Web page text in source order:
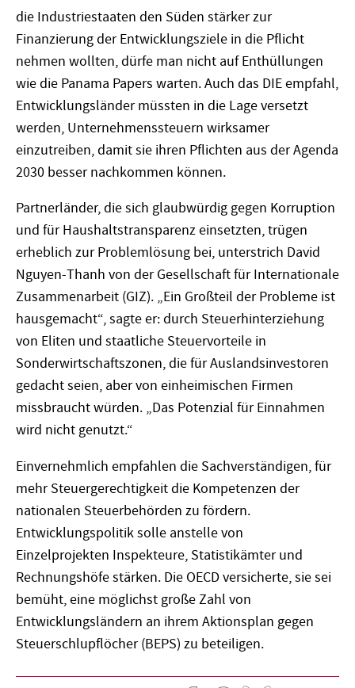
die Industriestaaten den Süden stärker zur
Finanzierung der Entwicklungsziele in die Pflicht
nehmen wollten, dürfe man nicht auf Enthüllungen
wie die Panama Papers warten. Auch das DIE empfahl,
Entwicklungsländer müssten in die Lage versetzt
werden, Unternehmenssteuern wirksamer
einzutreiben, damit sie ihren Pflichten aus der Agenda
2030 besser nachkommen können.
Partnerländer, die sich glaubwürdig gegen Korruption
und für Haushaltstransparenz einsetzten, trügen
erheblich zur Problemlösung bei, unterstrich David
Nguyen-Thanh von der Gesellschaft für Internationale
Zusammenarbeit (GIZ). „Ein Großteil der Probleme ist
hausgemacht“, sagte er: durch Steuerhinterziehung
von Eliten und staatliche Steuervorteile in
Sonderwirtschaftszonen, die für Auslandsinvestoren
gedacht seien, aber von einheimischen Firmen
missbraucht würden. „Das Potenzial für Einnahmen
wird nicht genutzt.“
Einvernehmlich empfahlen die Sachverständigen, für
mehr Steuergerechtigkeit die Kompetenzen der
nationalen Steuerbehörden zu fördern.
Entwicklungspolitik solle anstelle von
Einzelprojekten Inspekteure, Statistikämter und
Rechnungshöfe stärken. Die OECD versicherte, sie sei
bemüht, eine möglichst große Zahl von
Entwicklungsländern an ihrem Aktionsplan gegen
Steuerschlupflöcher (BEPS) zu beteiligen.